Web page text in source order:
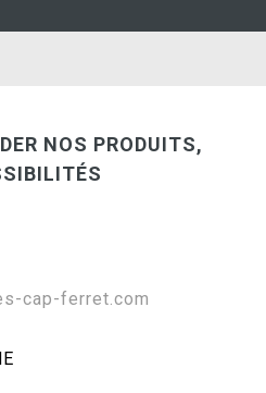
NOS PRODUITS,
cap-ferret.com